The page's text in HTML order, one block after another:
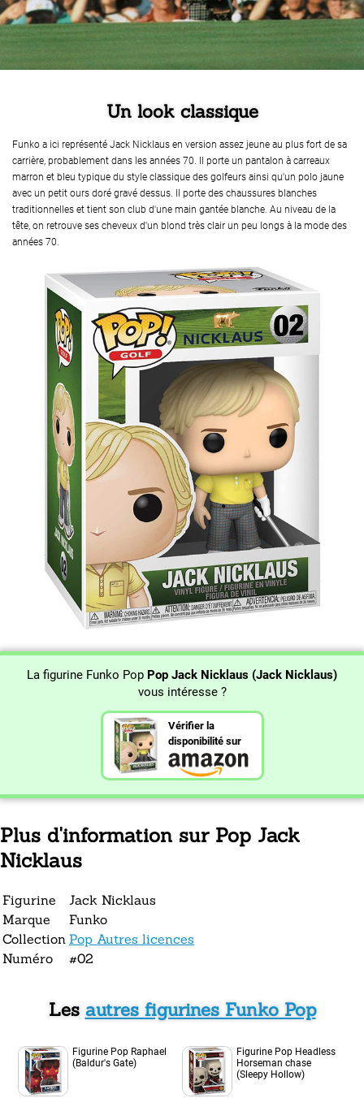
Un look classique
Funko a ici représenté Jack Nicklaus en version assez jeune au plus fort de sa
carrière, probablement dans les années 70. Il porte un pantalon à carreaux
marron et bleu typique du style classique des golfeurs ainsi qu'un polo jaune
avec un petit ours doré gravé dessus. Il porte des chaussures blanches
traditionnelles et tient son club d'une main gantée blanche. Au niveau de la
tête, on retrouve ses cheveux d'un blond très clair un peu longs à la mode des
années 70.
La figurine Funko Pop Pop Jack Nicklaus (Jack Nicklaus)
vous intéresse ?
Vérifier la
disponibilité sur
Plus d'information sur Pop Jack
Nicklaus
Figurine
Jack Nicklaus
Marque
Funko
Collection Pop Autres licences
Numéro
#02
Les autres figurines Funko Pop
Figurine Pop Raphael
(Baldur's Gate)
Figurine Pop Headless
Horseman chase
(Sleepy Hollow)